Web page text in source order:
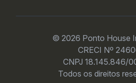
© 2026 Ponto House
CRECI Nº
CNPJ 18.145.846/
Todos os direitos